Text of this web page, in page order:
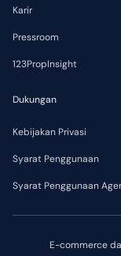
E-commerce
Karir
Pressroom
123PropInsight
Dukungan
Kebijakan Privasi
Syarat Penggunaan
Syarat Penggunaan